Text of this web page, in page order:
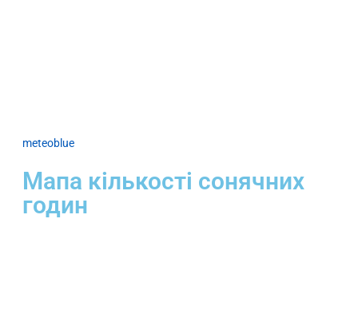
meteoblue
Мапа кількості сонячних
годин